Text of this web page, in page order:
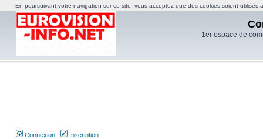
1er espace de
Connexion Inscription
En poursuivant votre navigation sur ce site, vous acceptez que des cookies soient